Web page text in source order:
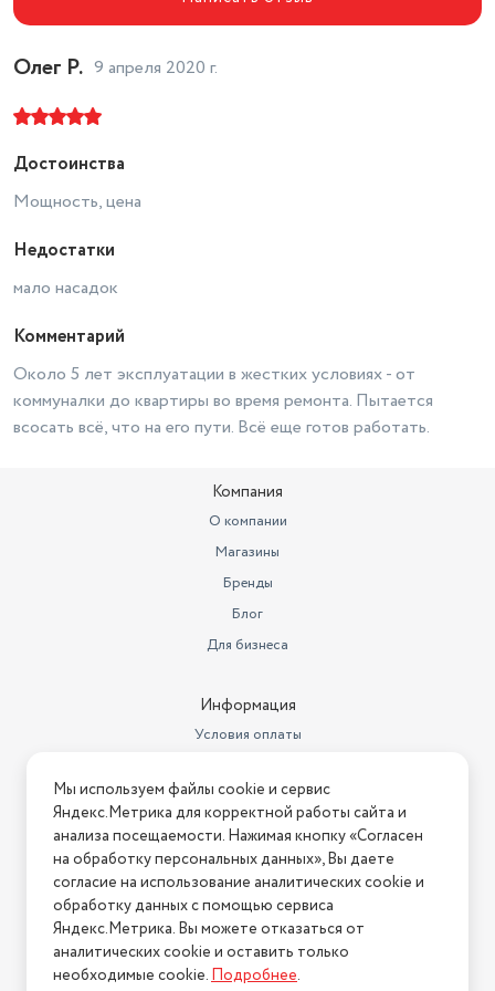
Бренд
Тип управления
метрах
Ширина товара в упаковке, в
метрах
Высота товара в упаковке, в
Гарантийный срок
2 года
Тип фильтра
Циклонный
на рукоятке
Максимальная потребляемая
1 600
27
Максимальный уровень шума
80
Максимальный уровень звука/
Ширина предмета
Высота предмета
23,4
Модель
LG VK69662N
Сбор жидкости
нет
Высота, см
23.4
Олег Р. 9 апреля 2020 г.
Достоинства
Мощность, цена
Недостатки
мало насадок
Комментарий
Около 5 лет эксплуатации в жестких условиях - от
коммуналки до квартиры во время ремонта. Пытается
всосать всё, что на его пути. Всё еще готов работать.
Компания
О компании
Магазины
Бренды
Блог
Для бизнеса
Информация
Условия оплаты
Условия возврата
Нашли ошибку на сайте? Напишите нам
2026 © Интернет-магазин "АстМаркет". У нас есть всё!
Политика конфиденциальности
Мы используем файлы cookie и сервис
Яндекс.Метрика для корректной работы сайта и
анализа посещаемости. Нажимая кнопку «Согласен
на обработку персональных данных», Вы даете
согласие на использование аналитических cookie и
обработку данных с помощью сервиса
Яндекс.Метрика. Вы можете отказаться от
аналитических cookie и оставить только
необходимые cookie.Подробнее.